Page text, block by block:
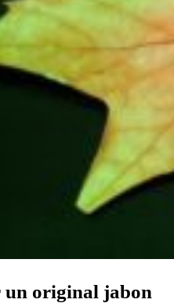
un original jabon